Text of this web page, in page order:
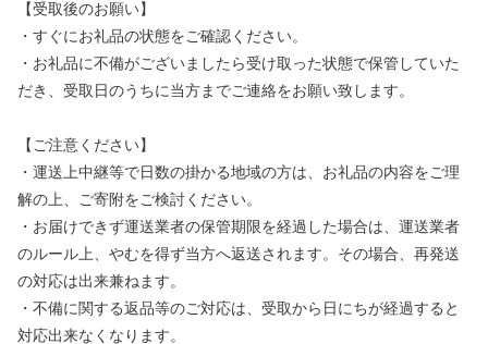
【受取後のお願い】
・すぐにお礼品の状態をご確認ください。
・お礼品に不備がございましたら受け取った状態で保管していた
だき、受取日のうちに当方までご連絡をお願い致します。
【ご注意ください】
・運送上中継等で日数の掛かる地域の方は、お礼品の内容をご理
解の上、ご寄附をご検討ください。
・お届けできず運送業者の保管期限を経過した場合は、運送業者
のルール上、やむを得ず当方へ返送されます。その場合、再発送
の対応は出来兼ねます。
・不備に関する返品等のご対応は、受取から日にちが経過すると
対応出来なくなります。